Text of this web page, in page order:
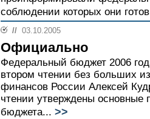
соблюдении которых они
// 03.10.2005
Официально
Федеральный бюджет 2006
втором чтении без больших
финансов России Алексей
чтении утверждены основные
бюджета... >>